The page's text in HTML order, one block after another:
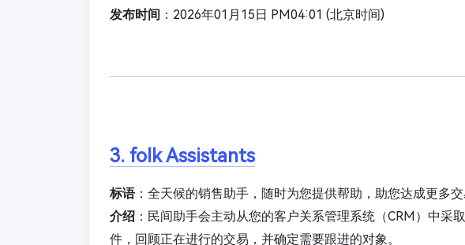
发布时间 ：2026年01月15日 PM04:01 (北京时间)
3. folk Assistants
标语：全天候的销售助手，随时为您提供帮助，助您达成更多交
介绍 ：民间助手会主动从您的客户关系管理系统（CRM）中采
件，回顾正在进行的交易，并确定需要跟进的对象。